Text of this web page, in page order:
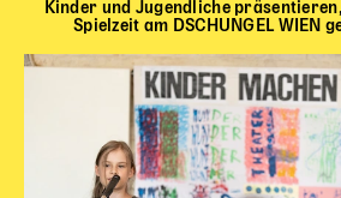
Kinder und Jugendliche
Spielzeit am DSCHUNGEL WIEN